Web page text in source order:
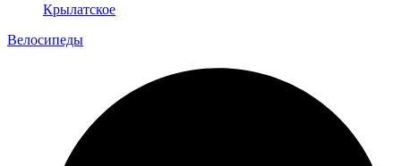
Крылатское
Велосипеды